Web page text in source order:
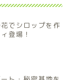
でシロップを作
登場！